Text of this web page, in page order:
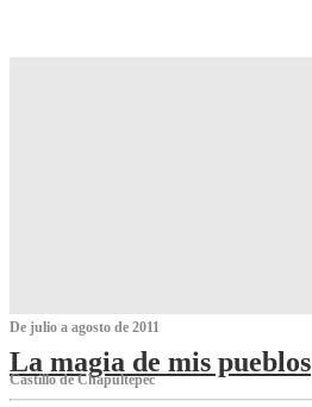
De julio a agosto de 2011
La magia de mis pueblos
Castillo de Chapultepec